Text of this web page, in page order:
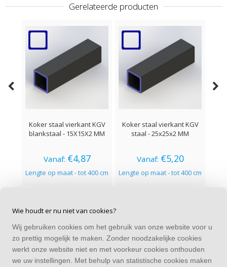
Gerelateerde producten
Koker staal vierkant KGV
blankstaal - 15X15X2 MM
Vanaf: €4,87
Lengte op maat - tot 400 cm
Koker staal vierkant KGV
staal - 25x25x2 MM
Vanaf: €5,20
Lengte op maat - tot 400 cm
CONTACT
Alle bedragen zijn incl. BTW
Wie houdt er nu niet van cookies?
Wij gebruiken cookies om het gebruik van onze website voor u
zo prettig mogelijk te maken. Zonder noodzakelijke cookies
werkt onze website niet en met voorkeur cookies onthouden
we uw instellingen. Met behulp van statistische cookies maken